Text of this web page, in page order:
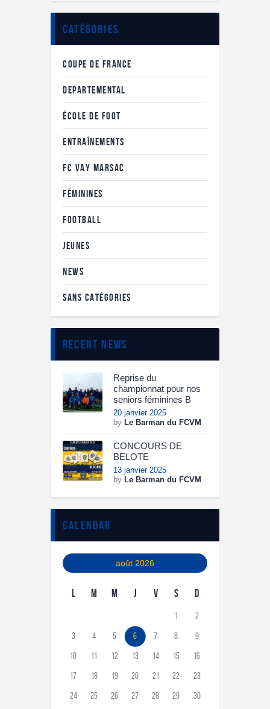
Catégories
COUPE DE FRANCE
DEPARTEMENTAL
ÉCOLE DE FOOT
ENTRAÎNEMENTS
FC VAY MARSAC
FÉMININES
FOOTBALL
JEUNES
NEWS
SANS CATÉGORIES
recent news
Reprise du
championnat pour nos
seniors féminines B
20 janvier 2025
by Le Barman du FCVM
CONCOURS DE
BELOTE
13 janvier 2025
by Le Barman du FCVM
calendar
août 2026
L M M J V S D
1 2
3 4 5 6 7 8 9
10 11 12 13 14 15 16
17 18 19 20 21 22 23
24 25 26 27 28 29 30